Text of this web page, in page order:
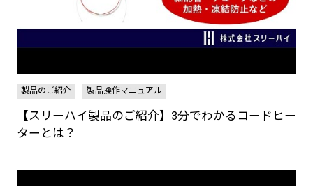
製品のご紹介 製品操作マニュアル
【スリーハイ製品のご紹介】3分でわかるコードヒー
ターとは？